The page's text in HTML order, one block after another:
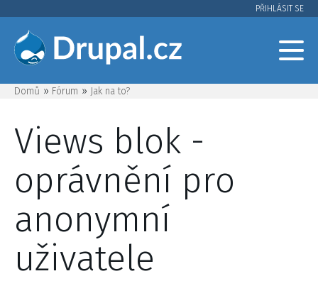
hlavnímu
obsahu
account
menu
PŘIHLÁSIT SE
navigace
Domů Fórum Jak na to?
Views blok -
oprávnění pro
anonymní
uživatele